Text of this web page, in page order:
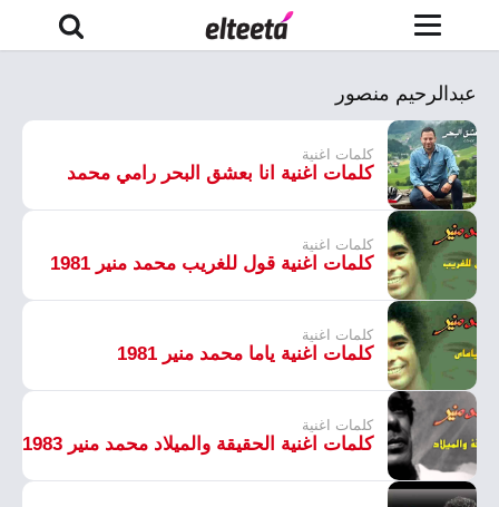
عبدالرحيم منصور
كلمات اغنية
كلمات اغنية انا بعشق البحر رامي محمد
كلمات اغنية
كلمات اغنية قول للغريب محمد منير 1981
كلمات اغنية
كلمات اغنية ياما محمد منير 1981
كلمات اغنية
كلمات اغنية الحقيقة والميلاد محمد منير 1983